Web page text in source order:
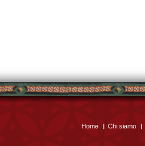
Home Chi siamo